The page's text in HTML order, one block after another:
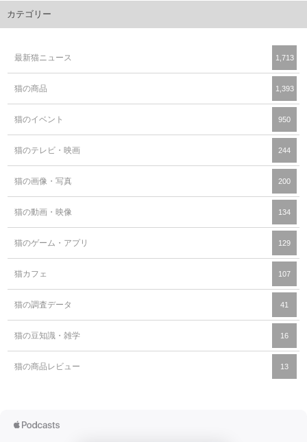
カテゴリー
最新猫ニュース 1,713
猫の商品 1,393
猫のイベント 950
猫のテレビ・映画 244
猫の画像・写真 200
猫の動画・映像 134
猫のゲーム・アプリ 129
猫カフェ 107
猫の調査データ 41
猫の豆知識・雑学 16
猫の商品レビュー 13